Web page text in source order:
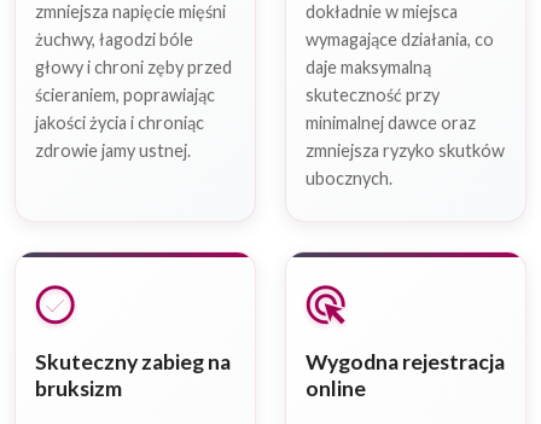
zmniejsza napięcie mięśni
żuchwy, łagodzi bóle
głowy i chroni zęby przed
ścieraniem, poprawiając
jakości życia i chroniąc
zdrowie jamy ustnej.
dokładnie w miejsca
wymagające działania, co
daje maksymalną
skuteczność przy
minimalnej dawce oraz
zmniejsza ryzyko skutków
ubocznych.
check_circle
Skuteczny zabieg na
bruksizm
ads_click
Wygodna rejestracja
online